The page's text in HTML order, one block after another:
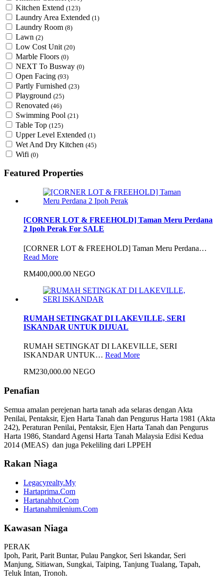
Kitchen Extend (123)
Laundry Area Extended (1)
Laundry Room (8)
Lawn (2)
Low Cost Unit (20)
Marble Floors (0)
NEXT To Busway (0)
Open Facing (93)
Partly Furnished (23)
Playground (25)
Renovated (46)
Swimming Pool (21)
Table Top (125)
Upper Level Extended (1)
Wet And Dry Kitchen (45)
Wifi (0)
Featured Properties
[CORNER LOT & FREEHOLD] Taman Meru Perdana
2 Ipoh Perak For SALE
[CORNER LOT & FREEHOLD] Taman Meru Perdana…
Read More
RM400,000.00 NEGO
RUMAH SETINGKAT DI LAKEVILLE, SERI
ISKANDAR UNTUK DIJUAL
RUMAH SETINGKAT DI LAKEVILLE, SERI
ISKANDAR UNTUK… Read More
RM230,000.00 NEGO
Penafian
Semua amalan perejenan harta tanah ada selaras dengan Akta
Penilai, Pentaksir, Ejen Harta Tanah dan Pengurus Harta 1981 (Akta
242), Peraturan Penilai, Pentaksir, Ejen Harta Tanah dan Pengurus
Harta 1986, Standard Agensi Harta Tanah Malaysia Edisi Kedua
2014 (MEAS) dan juga Pekeliling dari LPPEH
Rakan Niaga
Legacyrealty.My
Hartaprima.Com
Hartanahhot.Com
Hartanahmilenium.Com
Kawasan Niaga
PERAK
Ipoh, Parit, Parit Buntar, Pulau Pangkor, Seri Iskandar, Seri
Manjung, Sitiawan, Sungkai, Taiping, Tanjung Tualang, Tapah,
Teluk Intan, Tronoh.